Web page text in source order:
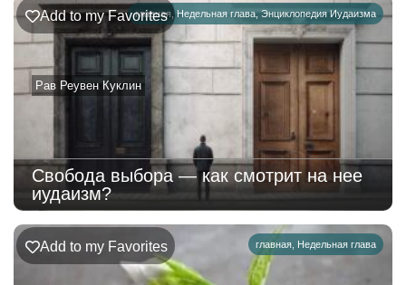
главная , Недельная глава,Энциклопедия Иудаизма
Рав Реувен Куклин
Add to my Favorites
Свобода выбора — как смотрит на нее
иудаизм?
главная Недельная глава
Add to my Favorites